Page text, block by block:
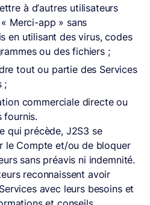
à d’autres utilisateurs
Merci-app » sans
en utilisant des virus, codes
ou des fichiers ;
tout ou partie des Services
;
commerciale directe ou
fournis.
qui précède, J2S3 se
le Compte et/ou de bloquer
sans préavis ni indemnité.
reconnaissent avoir
avec leurs besoins et